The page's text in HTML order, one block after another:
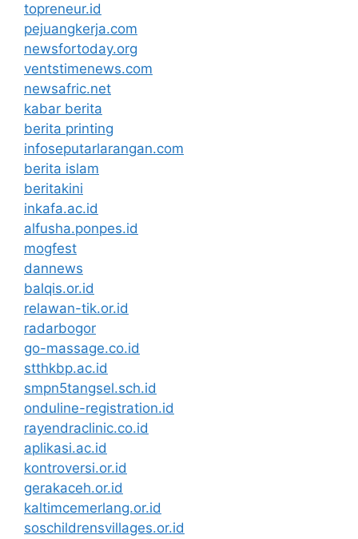
topreneur.id
pejuangkerja.com
newsfortoday.org
ventstimenews.com
newsafric.net
kabar berita
berita printing
infoseputarlarangan.com
berita islam
beritakini
inkafa.ac.id
alfusha.ponpes.id
mogfest
dannews
balqis.or.id
relawan-tik.or.id
radarbogor
go-massage.co.id
stthkbp.ac.id
smpn5tangsel.sch.id
onduline-registration.id
rayendraclinic.co.id
aplikasi.ac.id
kontroversi.or.id
gerakaceh.or.id
kaltimcemerlang.or.id
soschildrensvillages.or.id